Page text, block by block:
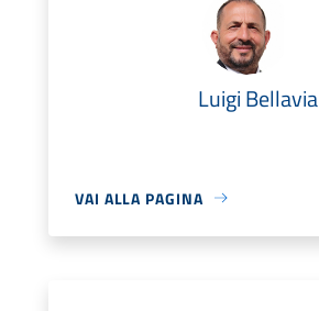
Luigi Bellavia
VAI ALLA PAGINA